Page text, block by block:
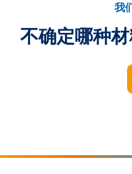
我
不确定哪种